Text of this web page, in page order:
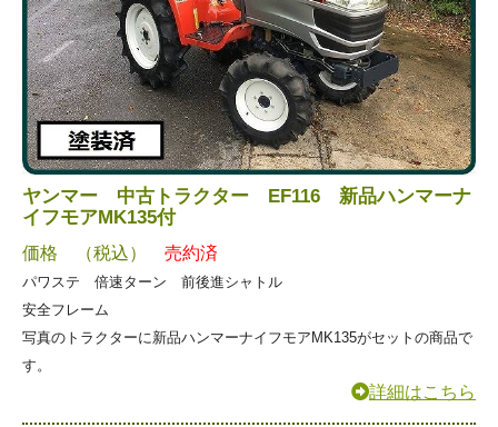
ヤンマー 中古トラクター EF116 新品ハンマーナ
イフモアMK135付
価格 （税込） 売約済
パワステ 倍速ターン 前後進シャトル
安全フレーム
写真のトラクターに新品ハンマーナイフモアMK135がセットの商品で
す。
詳細はこちら